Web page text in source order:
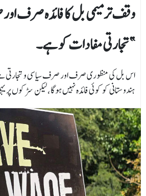
وقف ترمیمی بل کا فائدہ صرف
تجارتی مفادات کو ہے۔”
اس بل کی منظوری صرف اور صرف سیاسی و
ہندوستانی کو کوئی فائدہ نہیں ہوگا، لیکن سڑکوں پر